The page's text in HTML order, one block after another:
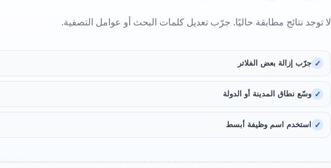
لا توجد نتائج مطابقة حاليًا. جرّب تعديل كلمات البحث أو عوامل التصفية.
جرّب إزالة بعض الفلاتر
وسّع نطاق المدينة أو الدولة
استخدم اسم وظيفة أبسط